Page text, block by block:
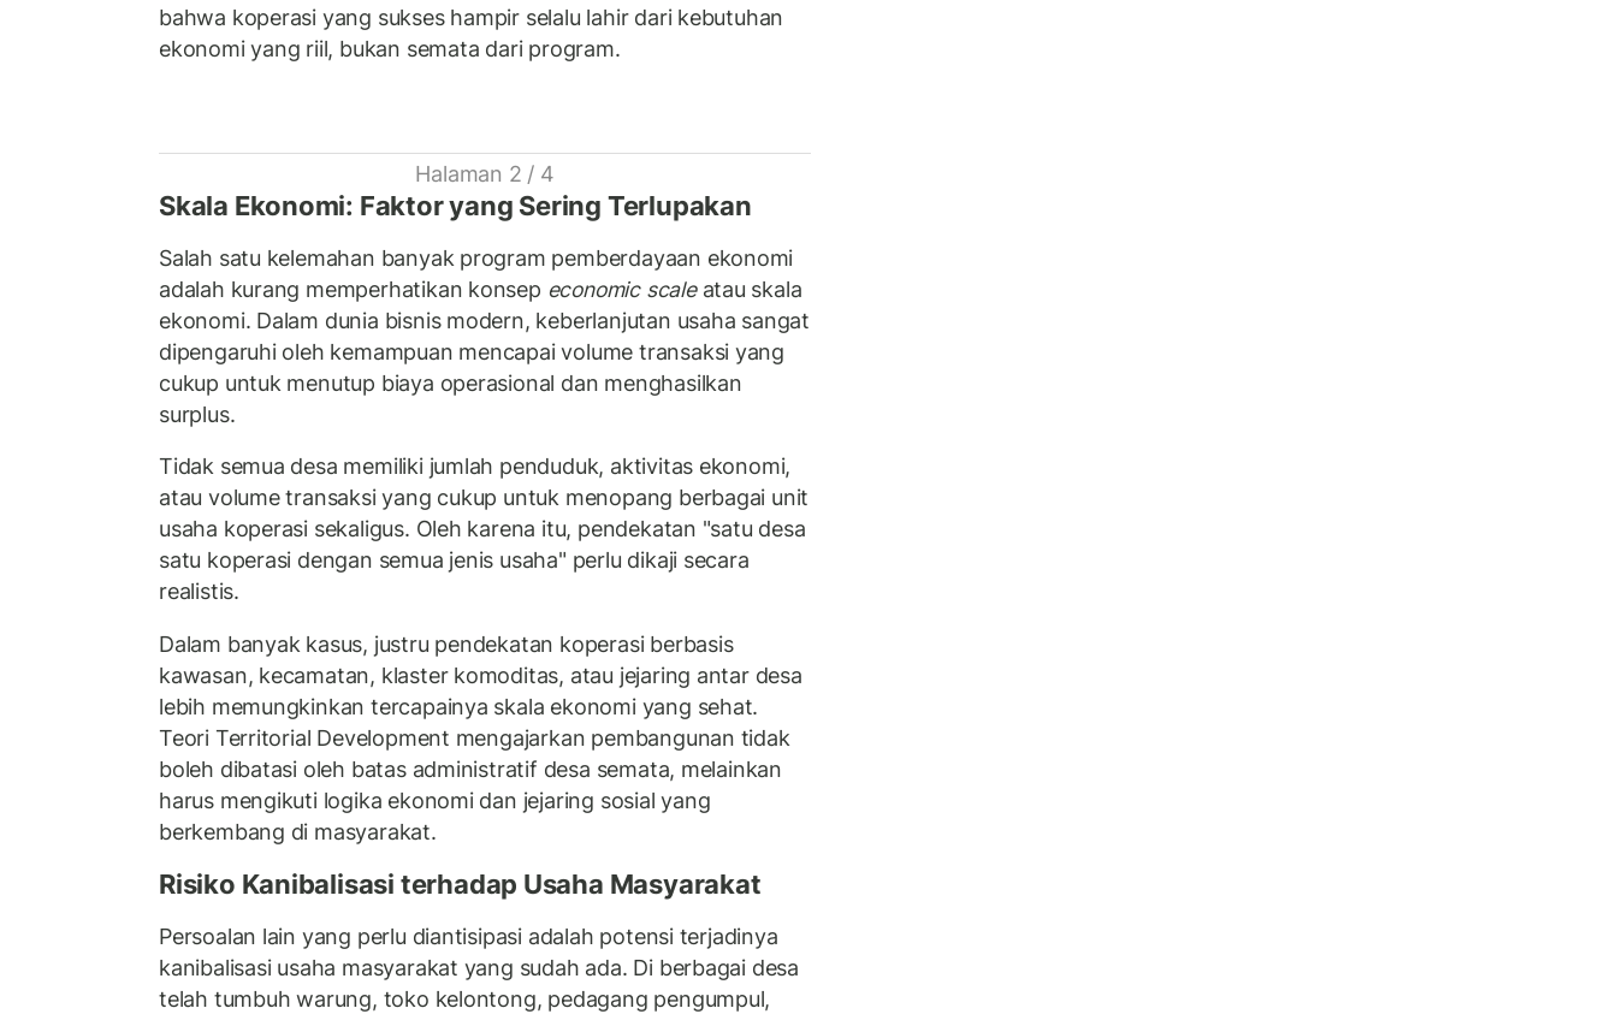
bahwa koperasi yang sukses hampir selalu lahir dari kebutuhan
ekonomi yang riil, bukan semata dari program.
Halaman 2 / 4
Skala Ekonomi: Faktor yang Sering Terlupakan
Salah satu kelemahan banyak program pemberdayaan ekonomi
adalah kurang memperhatikan konsep economic scaleatau skala
ekonomi. Dalam dunia bisnis modern, keberlanjutan usaha sangat
dipengaruhi oleh kemampuan mencapai volume transaksi yang
cukup untuk menutup biaya operasional dan menghasilkan
surplus.
Tidak semua desa memiliki jumlah penduduk, aktivitas ekonomi,
atau volume transaksi yang cukup untuk menopang berbagai unit
usaha koperasi sekaligus. Oleh karena itu, pendekatan "satu desa
satu koperasi dengan semua jenis usaha" perlu dikaji secara
realistis.
Dalam banyak kasus, justru pendekatan koperasi berbasis
kawasan, kecamatan, klaster komoditas, atau jejaring antar desa
lebih memungkinkan tercapainya skala ekonomi yang sehat.
Teori Territorial Development mengajarkan pembangunan tidak
boleh dibatasi oleh batas administratif desa semata, melainkan
harus mengikuti logika ekonomi dan jejaring sosial yang
berkembang di masyarakat.
Risiko Kanibalisasi terhadap Usaha Masyarakat
Persoalan lain yang perlu diantisipasi adalah potensi terjadinya
kanibalisasi usaha masyarakat yang sudah ada. Di berbagai desa
telah tumbuh warung, toko kelontong, pedagang pengumpul,